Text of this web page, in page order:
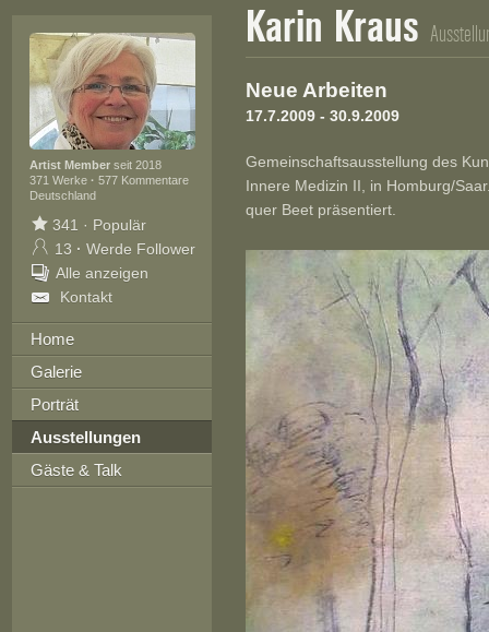
Der letzte Monat im Fokus
Alle Fokus-Werke
Fokus-Werke
Neue Werke – Auswahl
Artist Memberseit 2018
371 Werke · 577 Kommentare
Deutschland
341 · Populär
13 · Werde Follower
Alle anzeigen
Kontakt
Home
Galerie
Porträt
Ausstellungen
Gäste & Talk
Karin Kraus
Neue Arbeiten
17.7.2009 - 30.9.2009
Gemeinschaftsausstellung des
Innere Medizin II, in Homburg/
quer Beet präsentiert.